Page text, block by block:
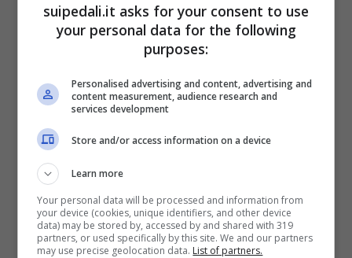
Per l’Italia, oltre alla vittoria della propria
classifica da parte di Tiberi, è arrivata anche
la seconda affermazione consecutiva di
Jonathan Milannella graduatoria dedicata ai
velocisti. Il corridore della Lidl-Trek si è cucito
sulle spalle la maglia ciclamino lo scorso anno
e in questa edizione ha replicato l’impresa
vincendo addirittura tre tappe, dimostrandosi
lo sprinter più forte del momento.
suipedali.it asks for your consent to use
your personal data for the following
purposes:
Personalised advertising and content, advertising and
content measurement, audience research and
services development
Store and/or access information on a device
Learn more
Your personal data will be processed and information from
your device (cookies, unique identifiers, and other device
data) may be stored by, accessed by and shared with 319
partners, or used specifically by this site. We and our partners
may use precise geolocation data. List of partners.